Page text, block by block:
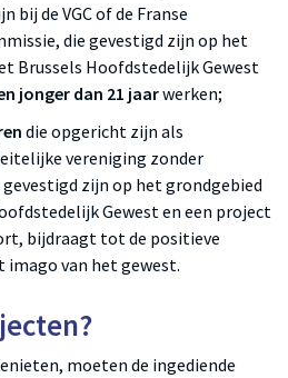
bij de VGC of de Franse
die gevestigd zijn op het
Brussels Hoofdstedelijk Gewest
jonger dan 21 jaarwerken;
die opgericht zijn als
vereniging zonder
zijn op het grondgebied
Gewest en een project
bijdraagt tot de positieve
imago van het gewest.
moeten de ingediende